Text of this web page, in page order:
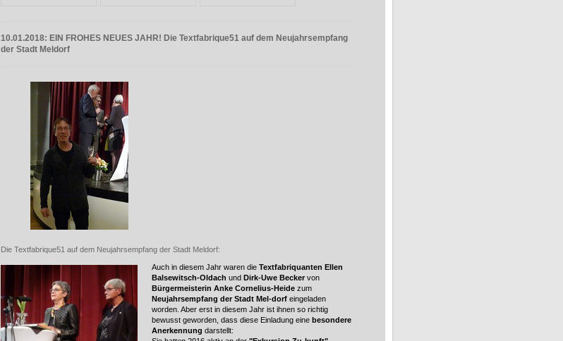
10.01.2018: EIN FROHES NEUES JAHR! Die Textfabrique51 auf dem Neujahrsempfang
der Stadt Meldorf
Die Textfabrique51 auf dem Neujahrsempfang der Stadt Meldorf:
Auch in diesem Jahr waren die Textfabriquanten Ellen
Balsewitsch-Oldach und Dirk-Uwe Becker von
Bürgermeisterin Anke Cornelius-Heide zum
Neujahrsempfang der Stadt Mel-dorf eingeladen
worden. Aber erst in diesem Jahr ist ihnen so richtig
bewusst geworden, dass diese Einladung eine besondere
Anerkennung darstellt: